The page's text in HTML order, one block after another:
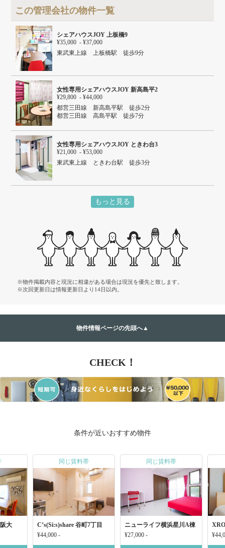
この管理会社の物件一覧
シェアハウスJOY 上板橋9
¥35,000 - ¥37,000
東武東上線 上板橋駅 徒歩9分
女性専用シェアハウスJOY 新高島平2
¥29,800 - ¥44,000
都営三田線 新高島平駅 徒歩2分
都営三田線 高島平駅 徒歩7分
女性専用シェアハウスJOY ときわ台3
¥21,000 - ¥53,000
東武東上線 ときわ台駅 徒歩3分
もっと見る
※物件掲載内容と現況に相違がある場合は現況を優先と致します。
※次回更新日は情報更新日より14日以内。
物件情報ページの先頭へ▲
CHECK！
条件が近いおすすめ物件
大
同じ賃料帯
C’s(Si:s)share 谷町7丁目
¥44,000 -
同じ賃料帯
ニューライフ横浜星川A棟
¥27,000 -